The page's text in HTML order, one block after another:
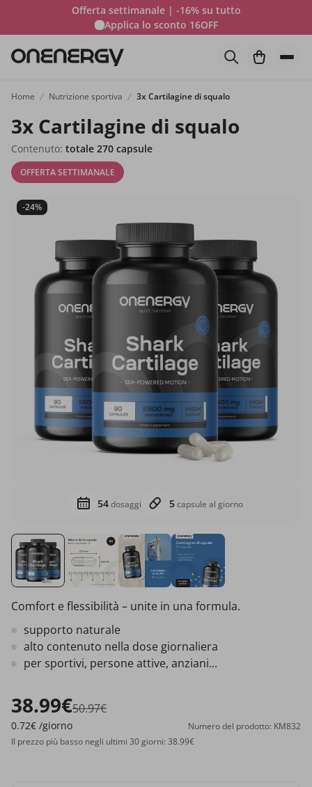
Offerta settimanale | -16% su tutto
Applica lo sconto 16OFF
Home Nutrizione sportiva 3x Cartilagine di squalo
3x Cartilagine di squalo
Contenuto: totale 270 capsule
OFFERTA SETTIMANALE
-24%
54dosaggi 5capsule al giorno
Comfort e flessibilità – unite in una formula.
supporto naturale
alto contenuto nella dose giornaliera
per sportivi, persone attive, anziani...
38.99€50.97€
0.72€ /giorno
Numero del prodotto: KM832
Il prezzo più basso negli ultimi 30 giorni: 38.99€